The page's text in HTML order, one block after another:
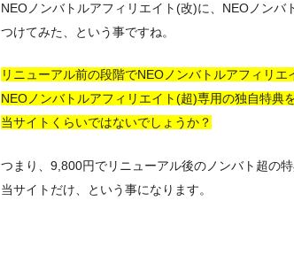
NEOノンバトルアフィリエイト(改)に、NEOノンバ
つけてみた、という事ですね。
リニューアル前の段階でNEOノンバトルアフィリエ
NEOノンバトルアフィリエイト(超)専用の独自特典
当サイトくらいではないでしょうか？
つまり、9,800円でリニューアル後のノンバト超の
当サイトだけ、という事になります。